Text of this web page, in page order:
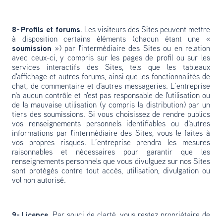
8- Profils et forums. Les visiteurs des Sites peuvent mettre
à disposition certains éléments (chacun étant une «
soumission ») par l'intermédiaire des Sites ou en relation
avec ceux-ci, y compris sur les pages de profil ou sur les
services interactifs des Sites, tels que les tableaux
d'affichage et autres forums, ainsi que les fonctionnalités de
chat, de commentaire et d'autres messageries. L’entreprise
n'a aucun contrôle et n'est pas responsable de l'utilisation ou
de la mauvaise utilisation (y compris la distribution) par un
tiers des soumissions. Si vous choisissez de rendre publics
vos renseignements personnels identifiables ou d'autres
informations par l'intermédiaire des Sites, vous le faites à
vos propres risques. L’entreprise prendra les mesures
raisonnables et nécessaires pour garantir que les
renseignements personnels que vous divulguez sur nos Sites
sont protégés contre tout accès, utilisation, divulgation ou
vol non autorisé.